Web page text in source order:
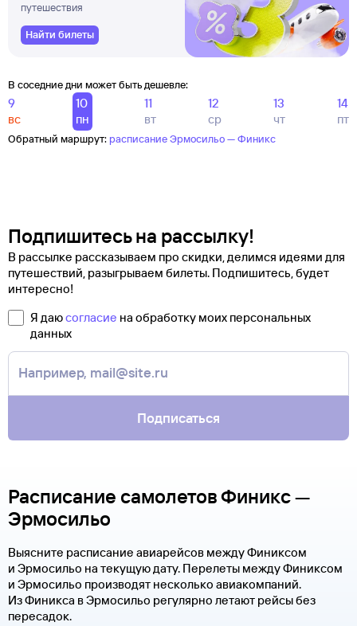
путешествия
Найти билеты
В соседние дни может быть дешевле:
9
вс
10
пн
11
вт
12
ср
13
чт
14
пт
Обратный маршрут: расписание Эрмосильо — Финикс
Подпишитесь на рассылку!
В рассылке рассказываем про скидки, делимся идеями для
путешествий, разыгрываем билеты. Подпишитесь, будет
интересно!
Я даюсогласие на обработку моих персональных
данных
Подписаться
Расписание самолетов Финикс —
Эрмосильо
Выясните расписание авиарейсов между Финиксом
и Эрмосильо на текущую дату. Перелеты между Финиксом
и Эрмосильо производят несколько авиакомпаний.
Из Финикса в Эрмосильо регулярно летают рейсы без
пересадок.